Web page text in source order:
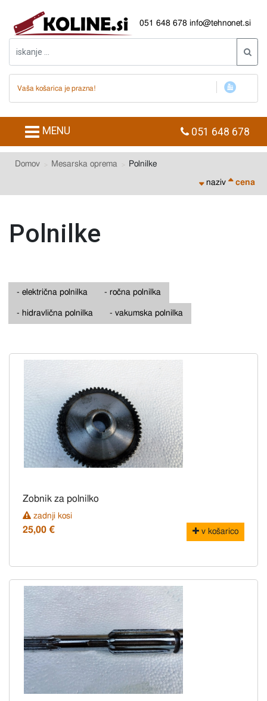
051 648 678 info@tehnonet.si
Vaša košarica je prazna!
MENU 051 648 678
Domov Mesarska oprema Polnilke
naziv cena
Polnilke
- električna polnilka - ročna polnilka
- hidravlična polnilka - vakumska polnilka
Zobnik za polnilko
zadnji kosi
25,00 € v košarico